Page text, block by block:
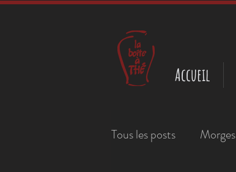
Accueil
Tous les posts Morges